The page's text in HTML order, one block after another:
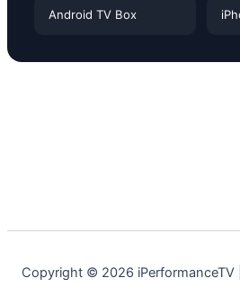
Android TV Box
Copyright © 2026 iPerformanceTV